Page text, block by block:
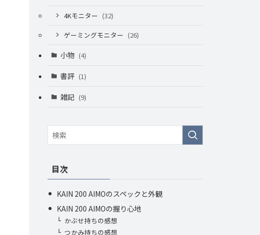
4Kモニター (32)
ゲーミングモニター (26)
小物 (4)
書評 (1)
雑記 (9)
目次
KAIN 200 AIMOのスペックと外観
KAIN 200 AIMOの握り心地
かぶせ持ちの感想
つかみ持ちの感想